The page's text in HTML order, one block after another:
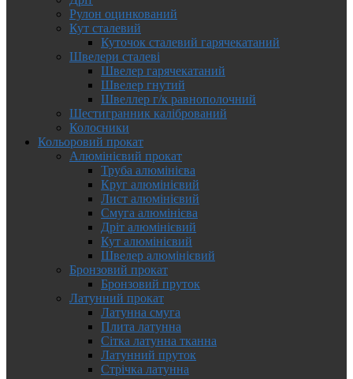
Рулон оцинкований
Кут сталевий
Куточок сталевий гарячекатаний
Швелери сталеві
Швелер гарячекатаний
Швелер гнутий
Швеллер г/к равнополочний
Шестигранник калібрований
Колосники
Кольоровий прокат
Алюмінієвий прокат
Труба алюмінієва
Круг алюмінієвий
Лист алюмінієвий
Смуга алюмінієва
Дріт алюмінієвий
Кут алюмінієвий
Швелер алюмінієвий
Бронзовий прокат
Бронзовий пруток
Латунний прокат
Латунна смуга
Плита латунна
Сітка латунна тканна
Латунний пруток
Стрічка латунна